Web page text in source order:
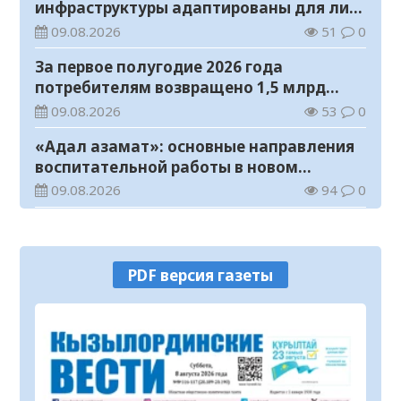
инфраструктуры адаптированы для лиц
с инвалидностью
09.08.2026 51 0
За первое полугодие 2026 года
потребителям возвращено 1,5 млрд
тенге
09.08.2026 53 0
«Адал азамат»: основные направления
воспитательной работы в новом
учебном году
09.08.2026 94 0
09.08.2026 104 0
Государство расширяет поддержку
граждан, переезжающих в новые
регионы для работы
08.08.2026
Казахстан экспортировал 13,9 млн тонн
зерна и муки в зерновом эквиваленте
PDF версия газеты